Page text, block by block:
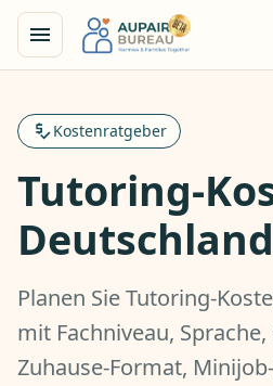
Kostenratgeber
Tutoring-
Deutschland
Planen Sie Tutoring-
mit Fachniveau,
Zuhause-Format,